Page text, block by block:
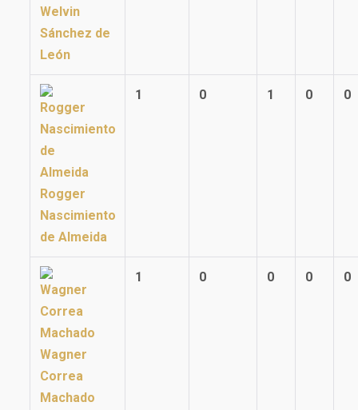
Welvin
Sánchez de
León
Rogger
Nascimiento
de Almeida
1 0 1 0 0
Wagner
Correa
Machado
1 0 0 0 0